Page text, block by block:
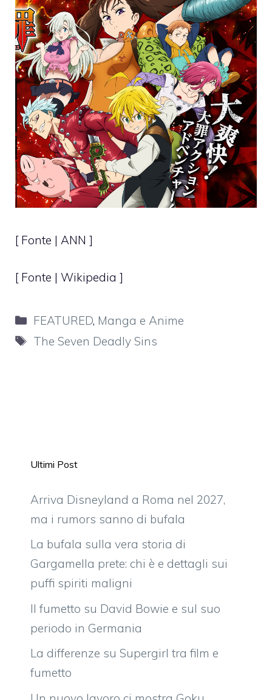
[ Fonte | ANN ]
[ Fonte | Wikipedia ]
Categorie
FEATURED, Manga e Anime
Tag
The Seven Deadly Sins
Ultimi Post
Arriva Disneyland a Roma nel 2027,
ma i rumors sanno di bufala
La bufala sulla vera storia di
Gargamella prete: chi è e dettagli sui
puffi spiriti maligni
Il fumetto su David Bowie e sul suo
periodo in Germania
La differenze su Supergirl tra film e
fumetto